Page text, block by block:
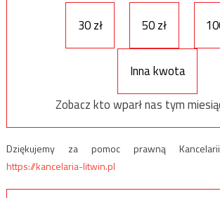
30 zł
50 zł
Inna kwota
Zobacz kto wparł nas tym
Dziękujemy za pomoc prawną
https://kancelaria-litwin.pl